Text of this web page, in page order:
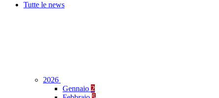
Tutte le news
2026
Gennaio 2